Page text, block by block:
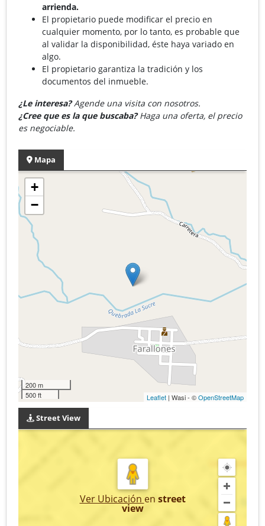
arrienda.
El propietario puede modificar el precio en
cualquier momento, por lo tanto, es probable que
al validar la disponibilidad, éste haya variado en
algo.
El propietario garantiza la tradición y los
documentos del inmueble.
¿Le interesa?Agende una visita con nosotros.
¿Cree que es la que buscaba?Haga una oferta, el precio
es negociable.
Mapa
+
−
200 m
500 ft
Leaflet | Wasi - ©OpenStreetMap
Street View
Ver Ubicación en street
view